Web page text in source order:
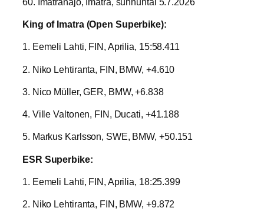
King of Imatra (Open Superbike):
1. Eemeli Lahti, FIN, Aprilia, 15:58.411
2. Niko Lehtiranta, FIN, BMW, +4.610
3. Nico Müller, GER, BMW, +6.838
4. Ville Valtonen, FIN, Ducati, +41.188
5. Markus Karlsson, SWE, BMW, +50.151
ESR Superbike:
1. Eemeli Lahti, FIN, Aprilia, 18:25.399
2. Niko Lehtiranta, FIN, BMW, +9.872